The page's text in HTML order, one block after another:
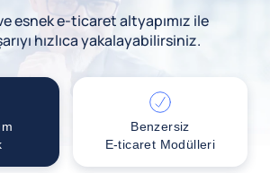
esnek e-ticaret altyapımız ile
hızlıca yakalayabilirsiniz.
Benzersiz
E-ticaret Modülleri